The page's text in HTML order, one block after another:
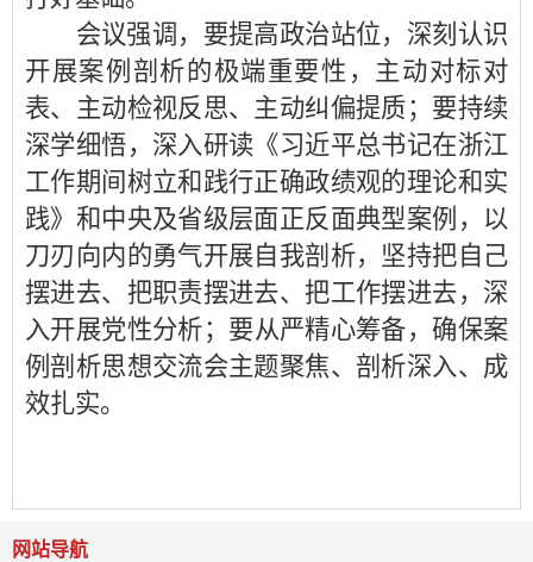
会议强调， 要提高政治站位，深刻认识
开展案例剖析的极端重要性，主动对标对
表、主动检视反思、主动纠偏提质；要持续
深学细悟，深入研读《习近平总书记在浙江
工作期间树立和践行正确政绩观的理论和实
践》和中央及省级层面正反面典型案例，以
刀刃向内的勇气开展自我剖析，坚持把自己
摆进去、把职责摆进去、把工作摆进去，深
入开展党性分析；要从严精心筹备，确保案
例剖析思想交流会主题聚焦、剖析深入、成
效扎实。
网站导航